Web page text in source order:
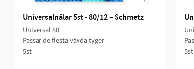
Universalnålar 5st - 80/12 – Schmetz
Universal 80
Passar de flesta vävda tyger
5st
5st